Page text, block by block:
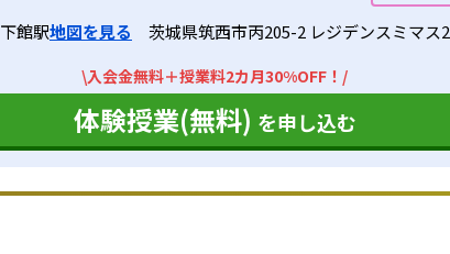
下館駅地図を見る 茨城県筑西市丙205-2 レジデンスミマス
\入会金無料＋授業料2カ月30%OFF！/
体験授業(無料) を申し込む